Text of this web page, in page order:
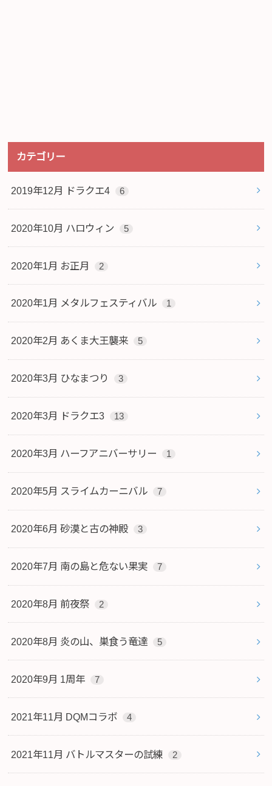
カテゴリー
2019年12月 ドラクエ4 6
2020年10月 ハロウィン 5
2020年1月 お正月 2
2020年1月 メタルフェスティバル 1
2020年2月 あくま大王襲来 5
2020年3月 ひなまつり 3
2020年3月 ドラクエ3 13
2020年3月 ハーフアニバーサリー 1
2020年5月 スライムカーニバル 7
2020年6月 砂漠と古の神殿 3
2020年7月 南の島と危ない果実 7
2020年8月 前夜祭 2
2020年8月 炎の山、巣食う竜達 5
2020年9月 1周年 7
2021年11月 DQMコラボ 4
2021年11月 バトルマスターの試練 2